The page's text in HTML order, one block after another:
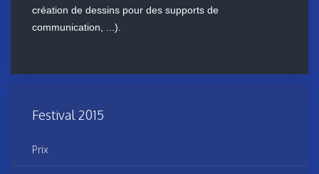
création de dessins pour des supports de
communication, ...).
Festival 2015
Prix